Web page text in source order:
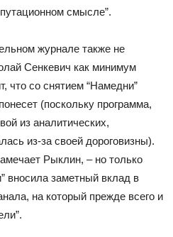
смысле”.
журнале также не
Сенкевич как минимум
что со снятием “Намедни”
(поскольку программа,
из аналитических,
из-за своей дороговизны).
Рыклин, – но только
вносила заметный вклад в
на который прежде всего и